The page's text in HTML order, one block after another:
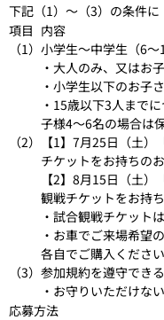
下記（1）～（3）の条件
項目 内容
（1） 小学生～中学生（6
・大人のみ、又はお
・小学生以下のお子
・15歳以下3人まで
子様4～6名の場合は
（2）
【1】7月25日（土
チケットをお持ちの
【2】8月15日（土
観戦チケットをお持
・試合観戦チケット
・お車でご来場希望
各自でご購入ください
（3） 参加規約を遵守でき
・お守りいただけな
応募方法